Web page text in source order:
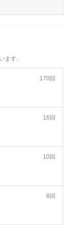
ます。
170回
16回
10回
8回